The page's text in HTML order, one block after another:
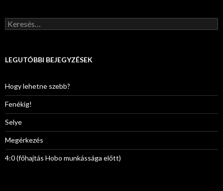
K
e
s
:
LEGUTÓBBI BEJEGYZÉSEK
Hogy lehetne szebb?
Fenékig!
Selye
Megérkezés
4:0 (főhajtás Hobo munkássága előtt)